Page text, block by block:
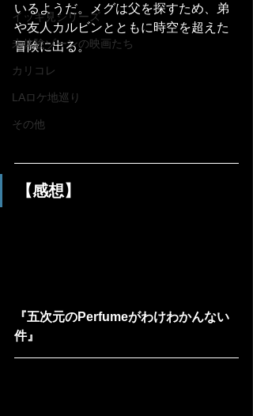
イッキ見シリーズ
未体験ゾーンの映画たち
カリコレ
LAロケ地巡り
その他
いるようだ。メグは父を探すため、弟
や友人カルビンとともに時空を超えた
冒険に出る。
【感想】
『五次元のPerfumeがわけわかんない
件』